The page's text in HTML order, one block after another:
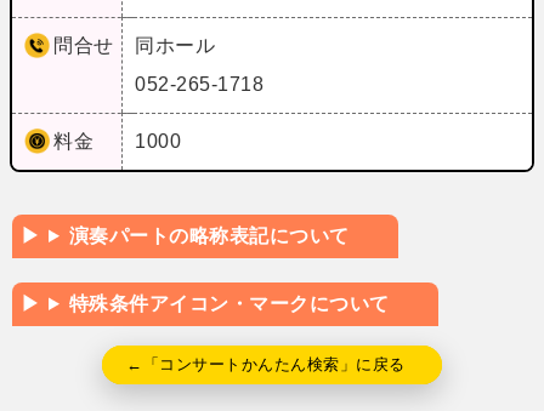
問合せ
同ホール
052-265-1718
料金 1000
演奏パートの略称表記について
特殊条件アイコン・マークについて
←「コンサートかんたん検索」に戻る